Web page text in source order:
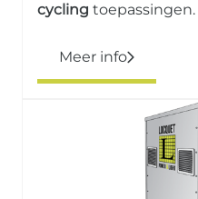
cycling toepassingen.
Meer info